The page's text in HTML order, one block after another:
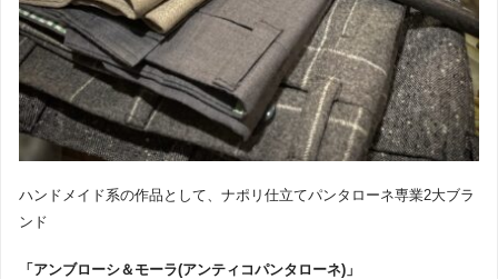
ハンドメイド系の作品として、ナポリ仕立てパンタローネ専業2大ブラ
ンド
「アンブローシ＆モーラ(アンティコパンタローネ)」